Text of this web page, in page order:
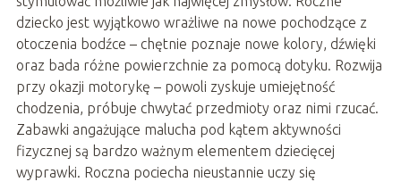
dziecko jest wyjątkowo wrażliwe na nowe pochodzące z
otoczenia bodźce – chętnie poznaje nowe kolory, dźwięki
oraz bada różne powierzchnie za pomocą dotyku. Rozwija
przy okazji motorykę – powoli zyskuje umiejętność
chodzenia, próbuje chwytać przedmioty oraz nimi rzucać.
Zabawki angażujące malucha pod kątem aktywności
fizycznej są bardzo ważnym elementem dziecięcej
wyprawki. Roczna pociecha nieustannie uczy się